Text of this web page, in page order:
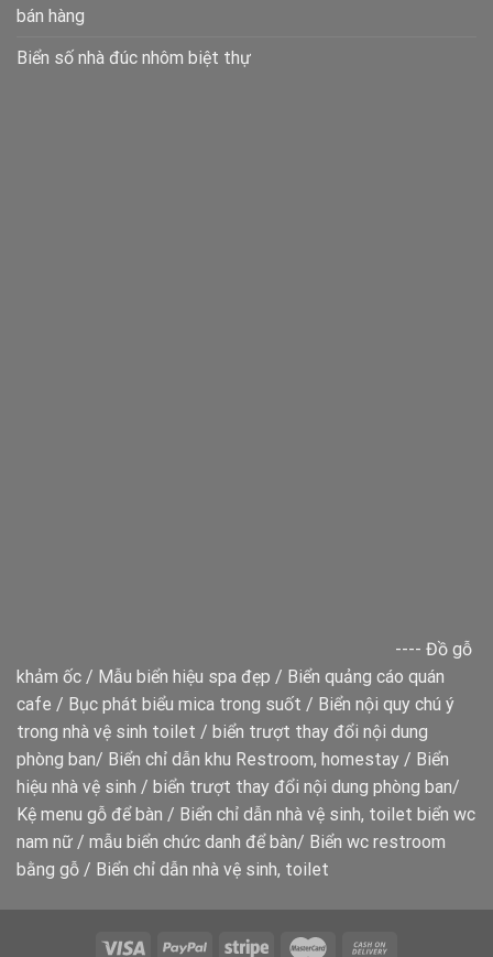
bán hàng
Biển số nhà đúc nhôm biệt thự
---- Đồ gỗ
khảm ốc / Mẫu biển hiệu spa đẹp / Biển quảng cáo quán
cafe / Bục phát biểu mica trong suốt / Biển nội quy chú ý
trong nhà vệ sinh toilet / biển trượt thay đổi nội dung
phòng ban/ Biển chỉ dẫn khu Restroom, homestay / Biển
hiệu nhà vệ sinh / biển trượt thay đổi nội dung phòng ban/
Kệ menu gỗ để bàn / Biển chỉ dẫn nhà vệ sinh, toilet biển wc
nam nữ / mẫu biển chức danh để bàn/ Biển wc restroom
bằng gỗ / Biển chỉ dẫn nhà vệ sinh, toilet